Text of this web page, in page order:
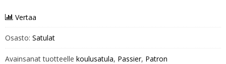
Vertaa
Osasto: Satulat
Avainsanat tuotteelle koulusatula, Passier, Patron